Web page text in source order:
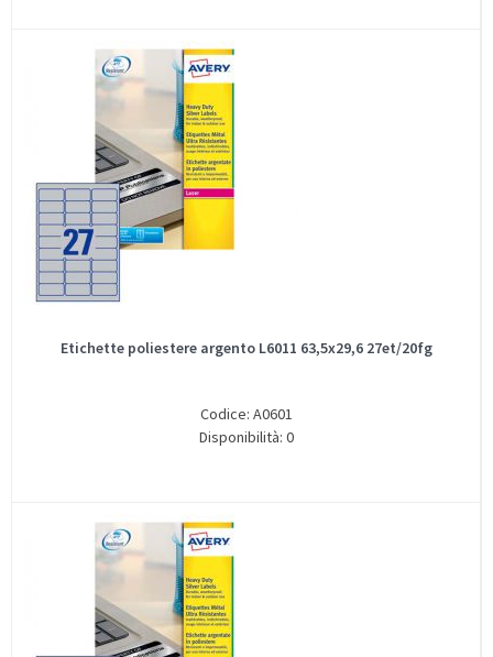
Etichette poliestere argento L6011 63,5x29,6 27et/20fg
Codice: A0601
Disponibilità: 0